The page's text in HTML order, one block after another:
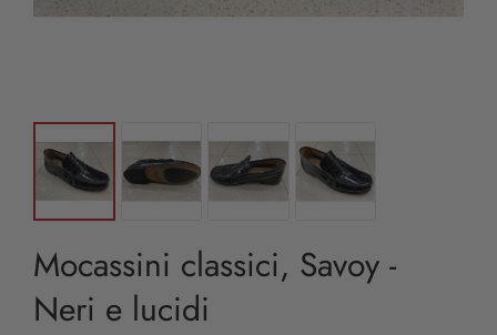
Mocassini classici, Savoy -
Neri e lucidi